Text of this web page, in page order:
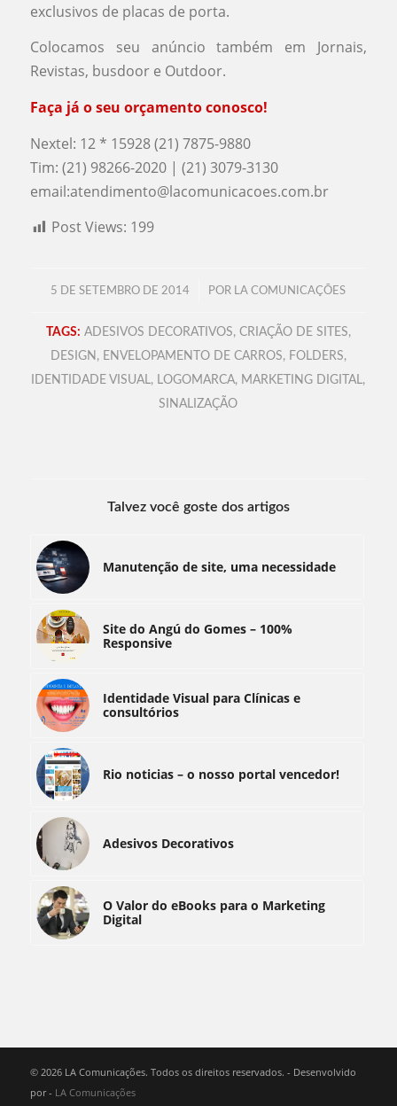
exclusivos de placas de porta.
Colocamos seu anúncio também em Jornais,
Revistas, busdoor e Outdoor.
Faça já o seu orçamento conosco!
Nextel: 12 * 15928 (21) 7875-9880
Tim: (21) 98266-2020 | (21) 3079-3130
email:atendimento@lacomunicacoes.com.br
Post Views: 199
5 DE SETEMBRO DE 2014
/ POR LA COMUNICAÇÕES
TAGS: ADESIVOS DECORATIVOS, CRIAÇÃO DE SITES,
DESIGN , ENVELOPAMENTO DE CARROS, FOLDERS,
IDENTIDADE VISUAL, LOGOMARCA, MARKETING DIGITAL,
SINALIZAÇÃO
Talvez você goste dos artigos
Manutenção de site, uma necessidade
Site do Angú do Gomes – 100%
Responsive
Identidade Visual para Clínicas e
consultórios
Rio noticias – o nosso portal vencedor!
Adesivos Decorativos
O Valor do eBooks para o Marketing
Digital
© 2026 LA Comunicações. Todos os direitos reservados. - Desenvolvido
por - LA Comunicações